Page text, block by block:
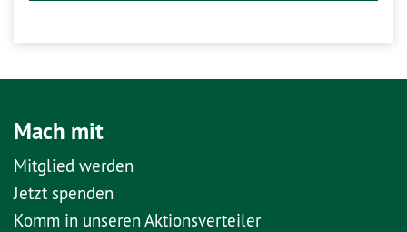
Mach mit
Mitglied werden
Jetzt spenden
Komm in unseren Aktionsverteiler